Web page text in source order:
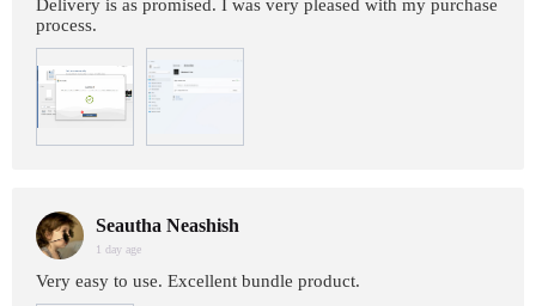
Delivery is as promised. I was very pleased with my purchase
process.
Seautha Neashish
1 day age
Very easy to use. Excellent bundle product.